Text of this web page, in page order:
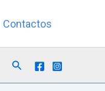
Contactos
Search